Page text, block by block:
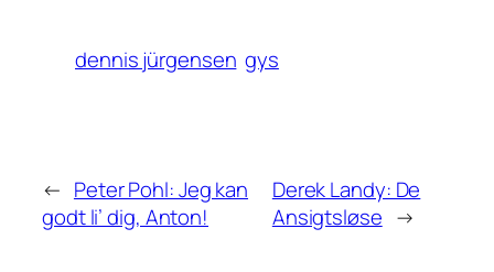
dennis jürgensen gys
← Peter Pohl: Jeg kan
godt li’ dig, Anton!
Derek Landy: De
Ansigtsløse →